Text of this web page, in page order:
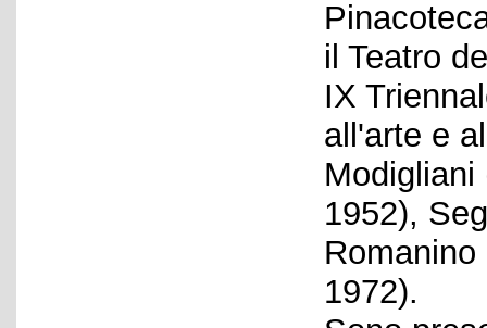
il Teatro
IX
all'arte e
Modigliani
1952),
1972).